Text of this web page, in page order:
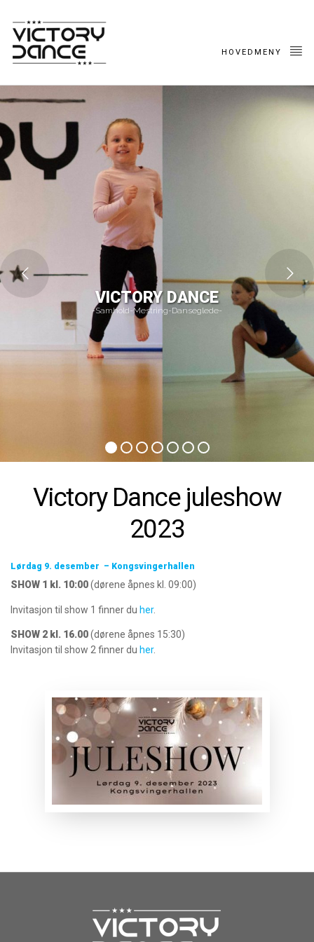
HOVEDMENY
VICTORY DANCE
-Samhold-Mestring-Danseglede-
Victory Dance juleshow
2023
Lørdag 9. desember – Kongsvingerhallen
SHOW 1 kl. 10:00(dørene åpnes kl. 09:00)
Invitasjon til show 1 finner du her.
SHOW 2 kl. 16.00(dørene åpnes 15:30)
Invitasjon til show 2 finner du her.